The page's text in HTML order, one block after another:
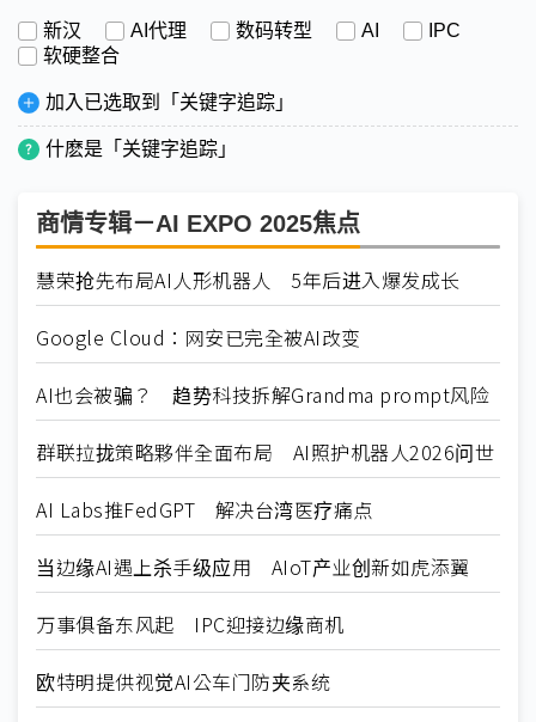
新汉 AI代理 数码转型 AI
IPC
软硬整合
加入已选取到「关键字追踪」
什麽是「关键字追踪」
商情专辑－AI EXPO 2025焦点
慧荣抢先布局AI人形机器人 5年后进入爆发成长
Google Cloud：网安已完全被AI改变
AI也会被骗？ 趋势科技拆解Grandma prompt风险
群联拉拢策略夥伴全面布局 AI照护机器人2026问世
AI Labs推FedGPT 解决台湾医疗痛点
当边缘AI遇上杀手级应用 AIoT产业创新如虎添翼
万事俱备东风起 IPC迎接边缘商机
欧特明提供视觉AI公车门防夹系统